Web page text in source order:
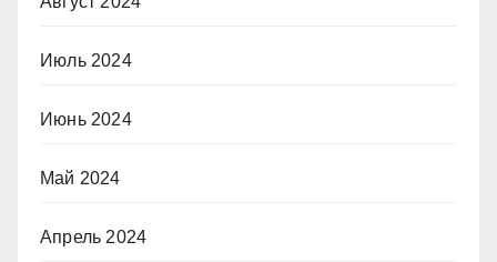
Июль 2024
Июнь 2024
Май 2024
Апрель 2024